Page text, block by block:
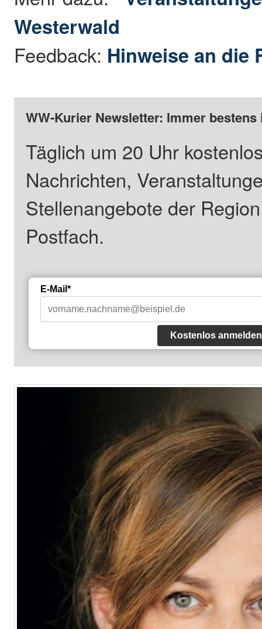
Westerwald
Feedback: Hinweise an die
WW-Kurier Newsletter: Immer
Täglich um 20 Uhr
Nachrichten,
Stellenangebote der
Postfach.
E-Mail*
Kostenlos anmelden